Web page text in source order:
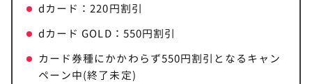
dカード：220円割引
dカード GOLD：550円割引
カード券種にかかわらず550円割引となるキャン
ペーン中(終了未定)